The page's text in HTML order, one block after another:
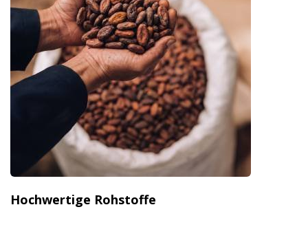
Hochwertige Rohstoffe